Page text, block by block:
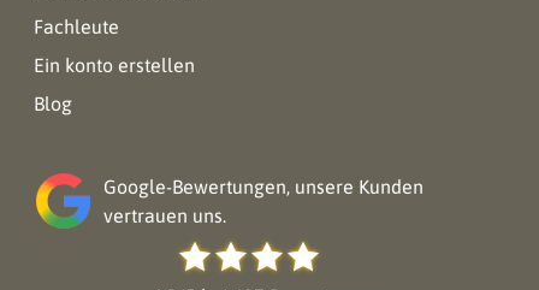
Fachleute
Ein konto erstellen
Blog
Google-Bewertungen, unsere Kunden
vertrauen uns.